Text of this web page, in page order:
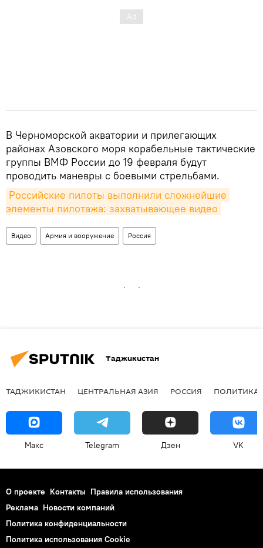
В Черноморской акватории и прилегающих
районах Азовского моря корабельные тактические
группы ВМФ России до 19 февраля будут
проводить маневры с боевыми стрельбами.
Российские пилоты выполнили сложнейшие
элементы пилотажа: захватывающее видео
Видео Армия и вооружение Россия
Таджикистан
ТАДЖИКИСТАН ЦЕНТРАЛЬНАЯ АЗИЯ РОССИЯ ПОЛИТИКА
Макс Telegram Дзен VK
О проекте Контакты Правила использования
Реклама Новости компаний
Политика конфиденциальности
Политика использования Cookie